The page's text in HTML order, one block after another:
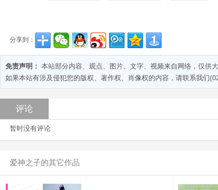
分享到：
免责声明： 本站部分内容、观点、图片、文字、视频来自网络，仅供
如果本站有涉及侵犯您的版权、著作权、肖像权的内容，请联系我们
评论
暂时没有评论
爱神之子的其它作品